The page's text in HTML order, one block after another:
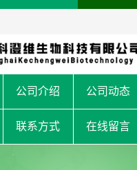
公司介绍 公司动态
联系方式 在线留言